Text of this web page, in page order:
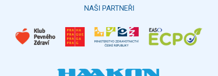
NAŠI PARTNEŘI